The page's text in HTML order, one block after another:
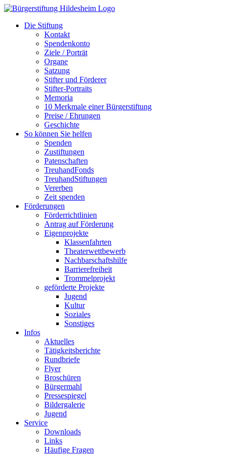
Zum
springenDie Stiftung
Kontakt
Spendenkonto
Ziele / Porträt
Organe
Satzung
Stifter und Förderer
Stifter-Portraits
Memoria
10 Merkmale einer Bürgerstiftung
Preise / Ehrungen
Geschichte
So können Sie helfen
Spenden
Zustiftungen
Patenschaften
TreuhandFonds
TreuhandStiftungen
Vererben
Zeit spenden
Förderungen
Förderrichtlinien
Antrag auf Förderung
Eigenprojekte
Klassenfahrten
Theaterwettbewerb
Nachbarschaftshilfe
Barrierefreiheit
Trommelprojekt
geförderte Projekte
Jugend
Kultur
Soziales
Sonstiges
Infos
Aktuelles
Tätigkeitsberichte
Rundbriefe
Flyer
Broschüren
Bürgermahl
Pressespiegel
Bildergalerie
Jugend
Service
Downloads
Links
Häufige Fragen